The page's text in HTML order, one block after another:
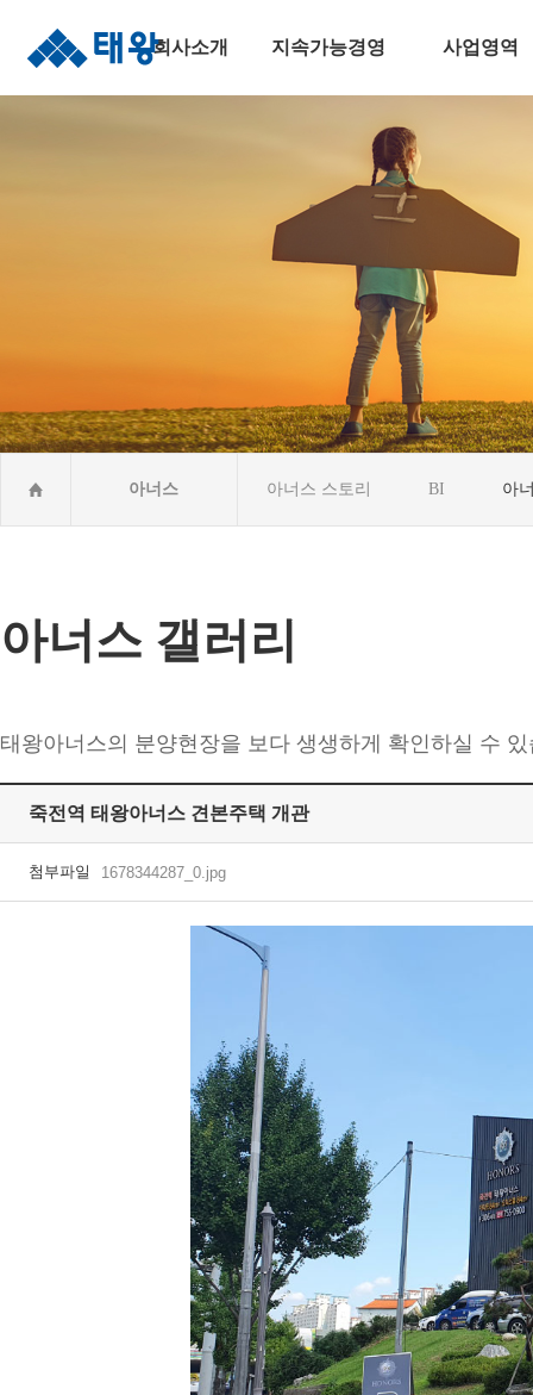
회사소개 지속가능경영
지속가능경영
안전보건경영
윤리준법경영
사회공헌활동CSR
사업영역
건축사업
산업&환경설비
해외건설사업
아너스 아너스 스토리 BI 아
아너스 갤러리
태왕아너스의 분양현장을 보다 생생하게 확인하실 수
죽전역 태왕아너스 견본주택 개관
첨부파일 1678344287_0.jpg